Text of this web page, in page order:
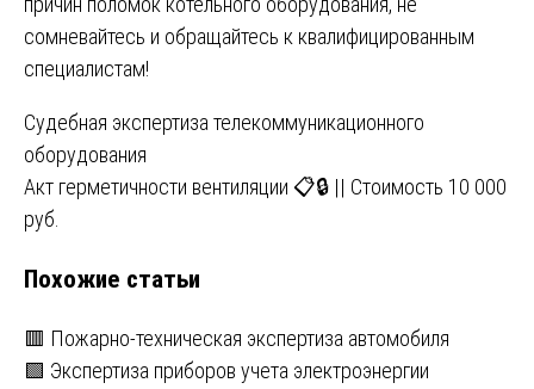
сомневайтесь и обращайтесь к квалифицированным
специалистам!
Навигация
по
записям
Судебная экспертиза телекоммуникационного
оборудования
Акт герметичности вентиляции 📋🔒 || Стоимость 10 000
руб.
Похожие статьи
🟥 Пожарно-техническая экспертиза автомобиля
🟩 Экспертиза приборов учета электроэнергии